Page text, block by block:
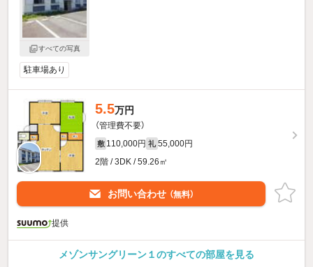
すべての写真
駐車場あり
5.5万円
（管理費不要）
敷 110,000円 礼 55,000円
2階 / 3DK / 59.26㎡
お問い合わせ （無料）
提供
メゾンサングリーン１のすべての部屋を見る